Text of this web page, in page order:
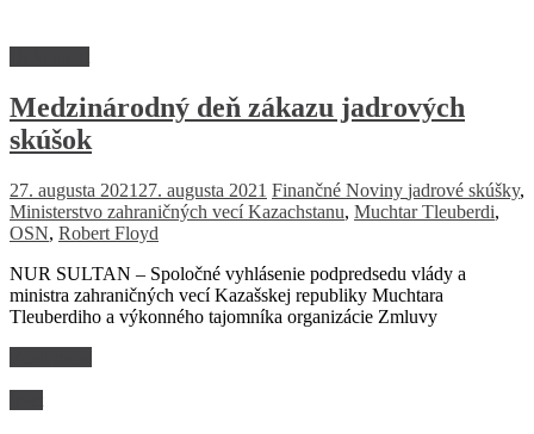
Medzinárodný deň zákazu jadrových
skúšok
27. augusta 2021 27. augusta 2021 Finančné Noviny jadrové skúšky,
Ministerstvo zahraničných vecí Kazachstanu, Muchtar Tleuberdi,
OSN, Robert Floyd
NUR SULTAN – Spoločné vyhlásenie podpredsedu vlády a
ministra zahraničných vecí Kazašskej republiky Muchtara
Tleuberdiho a výkonného tajomníka organizácie Zmluvy